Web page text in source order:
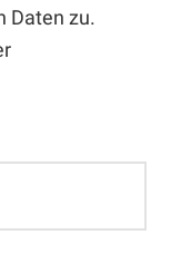
Daten zu.